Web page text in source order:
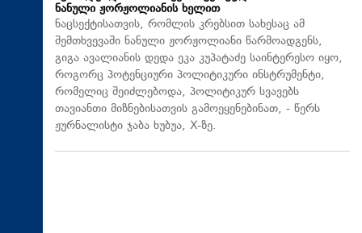
ნანული ჟორჟოლიანის ხელით
ნაცსექტისათვის, რომლის კრებსით სახესაც ამ
შემთხვევაში ნანული ჟორჟოლიანი წარმოადგენს,
გიგა ავალიანის დედა ეკა კუპატაძე საინტერესო იყო,
როგორც პოტენციური პოლიტიკური ინსტრუმენტი,
რომელიც შეიძლებოდა, პოლიტიკურ სვავებს
თავიანთი მიზნებისათვის გამოეყენებინათ, - წერს
ჟურნალისტი ჯაბა ხუბუა, X-ზე.